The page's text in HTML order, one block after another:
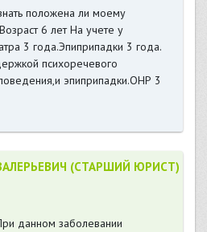
положена ли моему
6 лет На учете у
3 года.Эпиприпадки 3 года.
психоречевого
эпиприпадки.ОНР 3
(СТАРШИЙ ЮРИСТ)
данном заболевании